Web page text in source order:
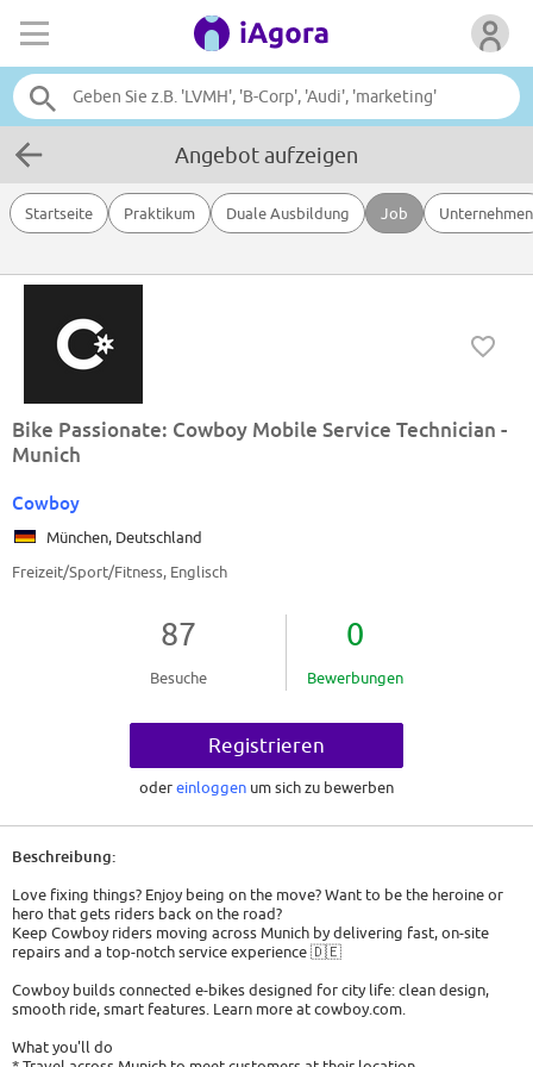
Angebot aufzeigen
Startseite Praktikum Duale Ausbildung Job Unternehmen
Bike Passionate: Cowboy Mobile Service Technician -
Munich
Cowboy
München, Deutschland
Freizeit/Sport/Fitness, Englisch
87
Besuche
0
Bewerbungen
Registrieren
odereinloggen um sich zu bewerben
Beschreibung:
Love fixing things? Enjoy being on the move? Want to be the heroine or
hero that gets riders back on the road?
Keep Cowboy riders moving across Munich by delivering fast, on-site
repairs and a top-notch service experience 🇩🇪
Cowboy builds connected e-bikes designed for city life: clean design,
smooth ride, smart features. Learn more at cowboy.com.
What you'll do